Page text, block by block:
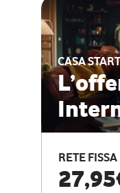
CASA START
RETE FISSA